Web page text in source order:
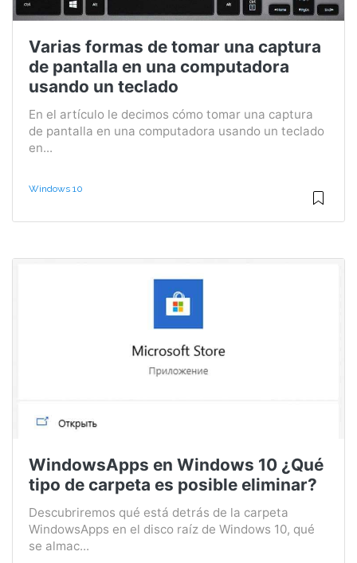
Varias formas de tomar una captura
de pantalla en una computadora
usando un teclado
En el artículo le decimos cómo tomar una captura
de pantalla en una computadora usando un teclado
en...
Windows 10
WindowsApps en Windows 10 ¿Qué
tipo de carpeta es posible eliminar?
Descubriremos qué está detrás de la carpeta
WindowsApps en el disco raíz de Windows 10, qué
se almac...